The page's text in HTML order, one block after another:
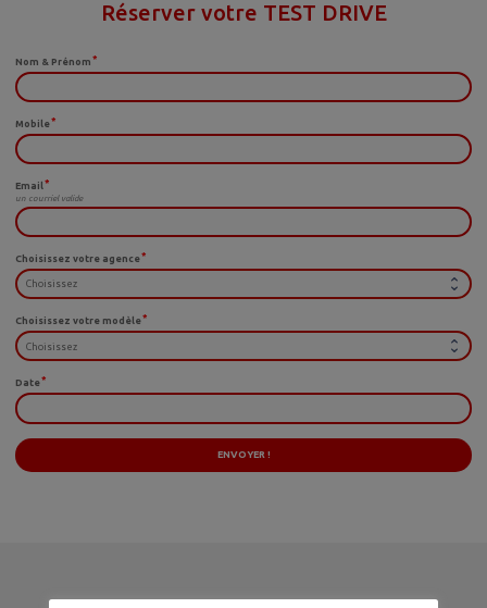
Réserver votre TEST DRIVE
Nom & Prénom
Mobile
Email
un courriel valide
Choisissez votre agence
Choisissez votre modèle
Date
ENVOYER !